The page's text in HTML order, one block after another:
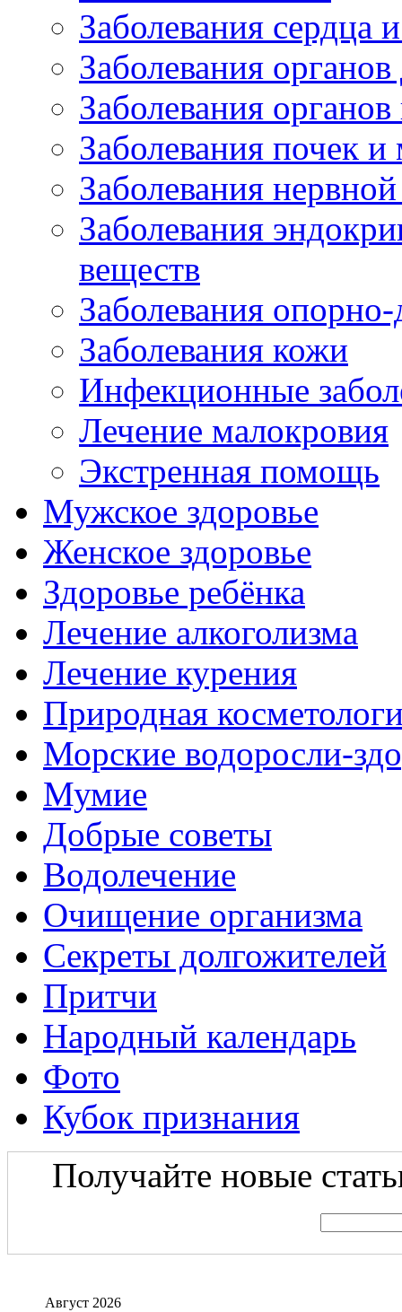
Заболевания сердца
Заболевания
Заболевания
Заболевания почек
Заболевания
Заболевания
веществ
Заболевания опорно-
Заболевания кожи
Инфекционные
Лечение малокровия
Экстренная помощь
Мужское здоровье
Женское здоровье
Здоровье ребёнка
Лечение алкоголизма
Лечение курения
Природная
Морские водоросли-
Мумие
Добрые советы
Водолечение
Очищение организма
Секреты долгожителей
Притчи
Народный календарь
Фото
Кубок признания
Получайте новые
Август 2026